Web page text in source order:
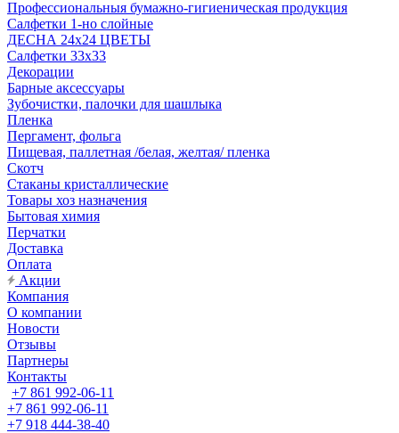
Профессиональныя бумажно-гигиеническая продукция
Салфетки 1-но слойные
ДЕСНА 24х24 ЦВЕТЫ
Салфетки 33х33
Декорации
Барные аксессуары
Зубочистки, палочки для шашлыка
Пленка
Пергамент, фольга
Пищевая, паллетная /белая, желтая/ пленка
Скотч
Стаканы кристаллические
Товары хоз назначения
Бытовая химия
Перчатки
Доставка
Оплата
Акции
Компания
О компании
Новости
Отзывы
Партнеры
Контакты
+7 861 992-06-11
+7 861 992-06-11
+7 918 444-38-40